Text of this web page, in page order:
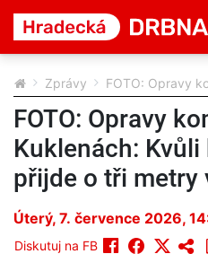
Zprávy FOTO: Opravy
FOTO: Opravy
Kuklenách:
přijde o tři metry
Úterý, 7. července 2026,
Diskutuj na FB